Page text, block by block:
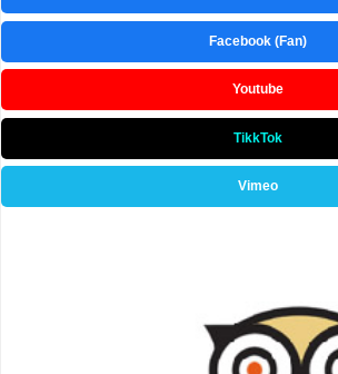
Facebook (Fan)
Youtube
TikkTok
Vimeo